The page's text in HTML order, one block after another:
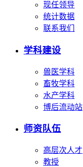
现任领导
统计数据
联系我们
学科建设
兽医学科
畜牧学科
水产学科
博后流动站
师资队伍
高层次人才
教授